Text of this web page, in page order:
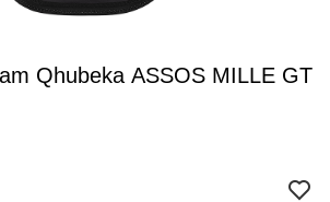
Qhubeka ASSOS MILLE GT